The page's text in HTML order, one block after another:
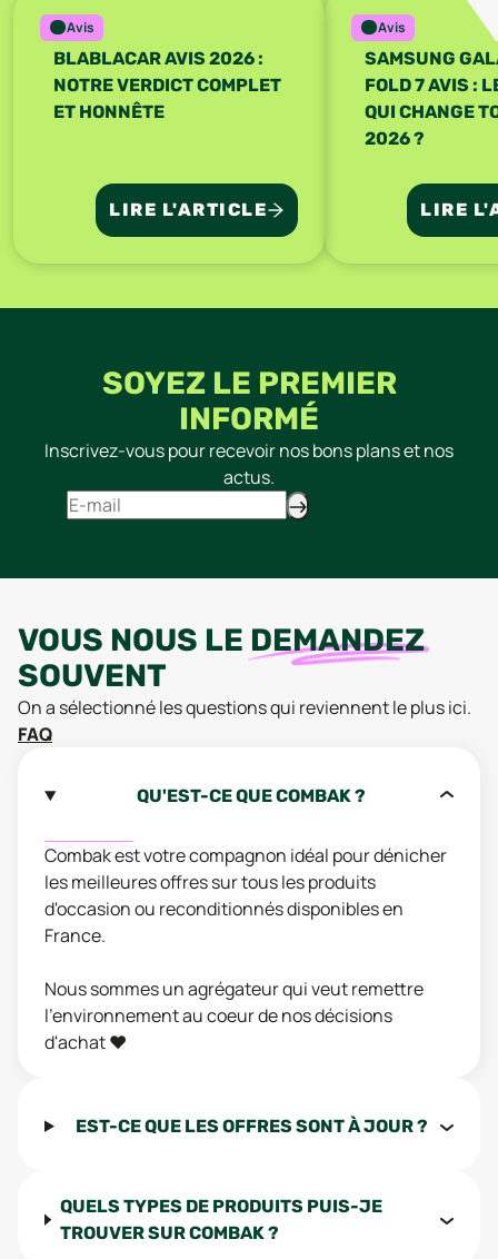
Avis
BLABLACAR AVIS 2026 :
NOTRE VERDICT COMPLET
ET HONNÊTE
LIRE L'ARTICLE
Avis
SAMSUNG
FOLD 7 AVIS :
QUI CHANGE
2026 ?
LIRE
SOYEZ LE PREMIER
INFORMÉ
Inscrivez-vous pour recevoir nos bons plans et nos
actus.
VOUS NOUS LE DEMANDEZ
SOUVENT
On a sélectionné les questions qui reviennent le plus ici.
FAQ
QU'EST-CE QUE COMBAK ?
Combak est votre compagnon idéal pour dénicher
les meilleures offres sur tous les produits
d'occasion ou reconditionnés disponibles en
France.
Nous sommes un agrégateur qui veut remettre
l'environnement au coeur de nos décisions
d'achat ❤️
EST-CE QUE LES OFFRES SONT À JOUR ?
QUELS TYPES DE PRODUITS PUIS-JE
TROUVER SUR COMBAK ?